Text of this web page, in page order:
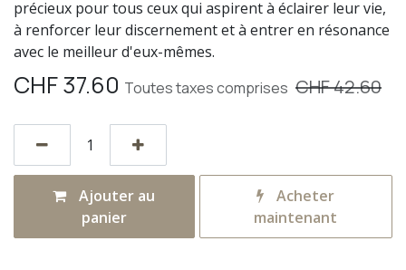
précieux pour tous ceux qui aspirent à éclairer leur vie,
à renforcer leur discernement et à entrer en résonance
avec le meilleur d'eux-mêmes.
CHF37.60 Toutes taxes comprises CHF42.60
Ajouter au
panier
Acheter
maintenant